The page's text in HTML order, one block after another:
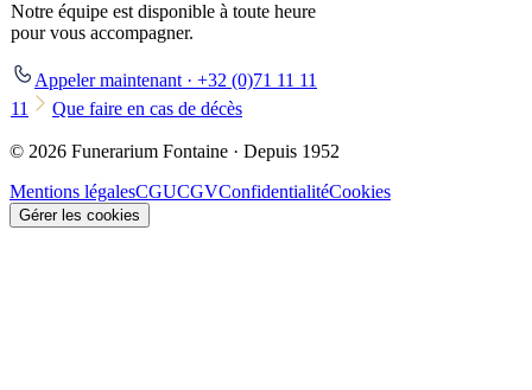
Notre équipe est disponible à toute heure
pour vous accompagner.
Appeler maintenant · +32 (0)71 11 11
11
Que faire en cas de décès
© 2026 Funerarium Fontaine · Depuis 1952
Mentions légalesCGUCGVConfidentialitéCookies
Gérer les cookies